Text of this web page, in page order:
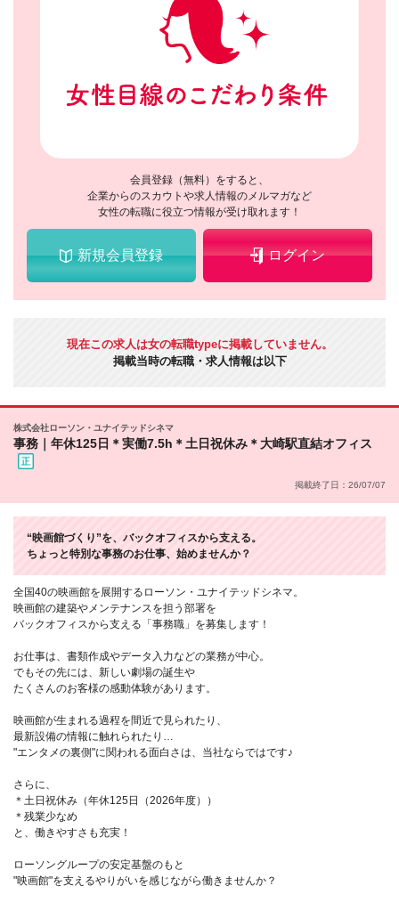
会員登録（無料）をすると、
企業からのスカウトや求人情報のメルマガなど
女性の転職に役立つ情報が受け取れます！
新規会員登録 ログイン
現在この求人は女の転職typeに掲載していません。
掲載当時の転職・求人情報は以下
株式会社ローソン・ユナイテッドシネマ
事務｜年休125日＊実働7.5h＊土日祝休み＊大崎駅直結オフィス
掲載終了日：26/07/07
“映画館づくり”を、バックオフィスから支える。
ちょっと特別な事務のお仕事、始めませんか？
全国40の映画館を展開するローソン・ユナイテッドシネマ。
映画館の建築やメンテナンスを担う部署を
バックオフィスから支える「事務職」を募集します！
お仕事は、書類作成やデータ入力などの業務が中心。
でもその先には、新しい劇場の誕生や
たくさんのお客様の感動体験があります。
映画館が生まれる過程を間近で見られたり、
最新設備の情報に触れられたり…
"エンタメの裏側"に関われる面白さは、当社ならではです♪
さらに、
＊土日祝休み（年休125日（2026年度））
＊残業少なめ
と、働きやすさも充実！
ローソングループの安定基盤のもと
"映画館"を支えるやりがいを感じながら働きませんか？